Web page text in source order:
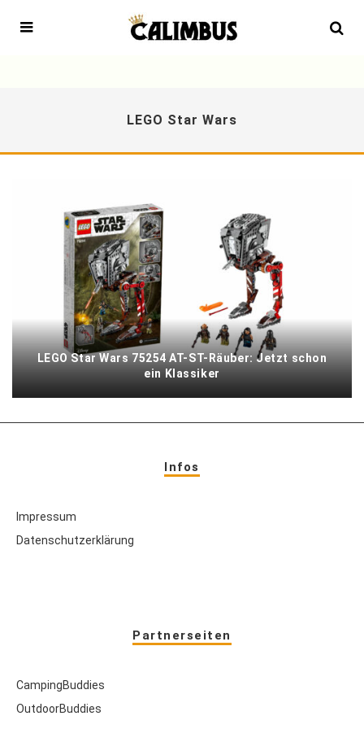
LEGO Star Wars
LEGO Star Wars 75254 AT-ST-Räuber: Jetzt schon
ein Klassiker
Infos
Impressum
Datenschutzerklärung
Partnerseiten
CampingBuddies
OutdoorBuddies